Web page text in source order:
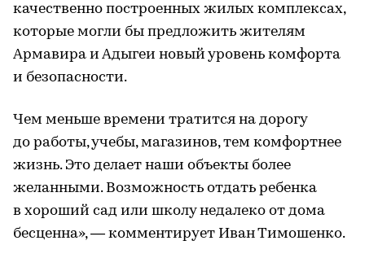
качественно построенных жилых комплексах,
которые могли бы предложить жителям
Армавира и Адыгеи новый уровень комфорта
и безопасности.
Чем меньше времени тратится на дорогу
до работы, учебы, магазинов, тем комфортнее
жизнь. Это делает наши объекты более
желанными. Возможность отдать ребенка
в хороший сад или школу недалеко от дома
бесценна», — комментирует Иван Тимошенко.